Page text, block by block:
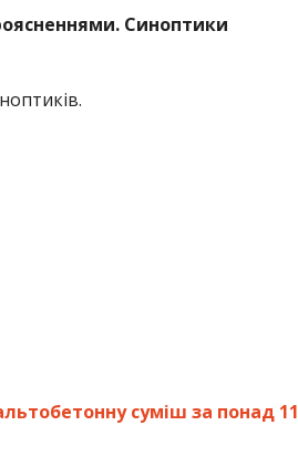
Синоптики
суміш за понад 11